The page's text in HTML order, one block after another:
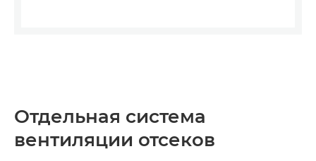
Отдельная система
вентиляции отсеков